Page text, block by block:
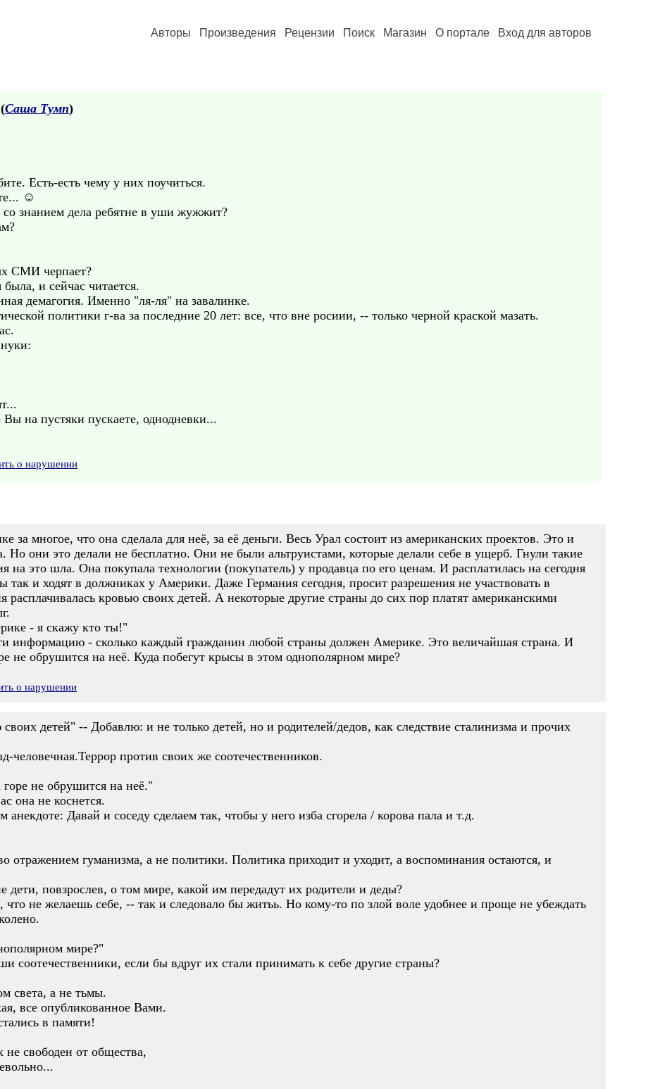
Авторы Произведения Рецензии Поиск Магазин О портале Вход для авторов
Саша Тумп)
Есть-есть чему у них поучиться.
☺
знанием дела ребятне в уши жужжит?
СМИ черпает?
и сейчас читается.
демагогия. Именно "ля-ля" на завалинке.
политики г-ва за последние 20 лет: все, что вне росиии, -- только черной краской мазать.
на пустяки пускаете, однодневки...
о нарушении
за многое, что она сделала для неё, за её деньги. Весь Урал состоит из американских проектов. Это и
они это делали не бесплатно. Они не были альтруистами, которые делали себе в ущерб. Гнули такие
на это шла. Она покупала технологии (покупатель) у продавца по его ценам. И расплатилась на сегодня
так и ходят в должниках у Америки. Даже Германия сегодня, просит разрешения не участвовать в
расплачивалась кровью своих детей. А некоторые другие страны до сих пор платят американскими
- я скажу кто ты!"
информацию - сколько каждый гражданин любой страны должен Америке. Это величайшая страна. И
не обрушится на неё. Куда побегут крысы в этом однополярном мире?
о нарушении
своих детей" -- Добавлю: и не только детей, но и родителей/дедов, как следствие сталинизма и прочих
человечная.Террор против своих же соотечественников.
не обрушится на неё."
она не коснется.
анекдоте: Давай и соседу сделаем так, чтобы у него изба сгорела / корова пала и т.д.
отражением гуманизма, а не политики. Политика приходит и уходит, а воспоминания остаются, и
дети, повзрослев, о том мире, какой им передадут их родители и деды?
что не желаешь себе, -- так и следовало бы житьь. Но кому-то по злой воле удобнее и проще не убеждать
мире?"
соотечественники, если бы вдруг их стали принимать к себе другие страны?
света, а не тьмы.
все опубликованное Вами.
в памяти!
не свободен от общества,